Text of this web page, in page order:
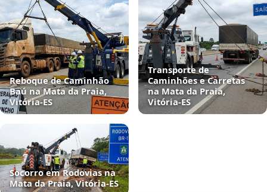
Reboque de Caminhão
Baú na Mata da Praia,
Vitória‑ES
Transporte de
Caminhões e Carretas
na Mata da Praia,
Vitória‑ES
Socorro em Rodovias na
Mata da Praia, Vitória‑ES